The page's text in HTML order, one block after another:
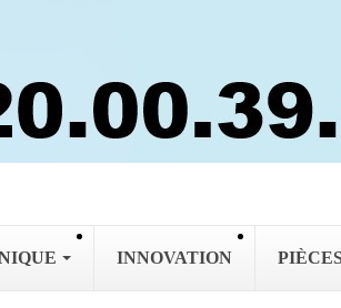
INNOVATION